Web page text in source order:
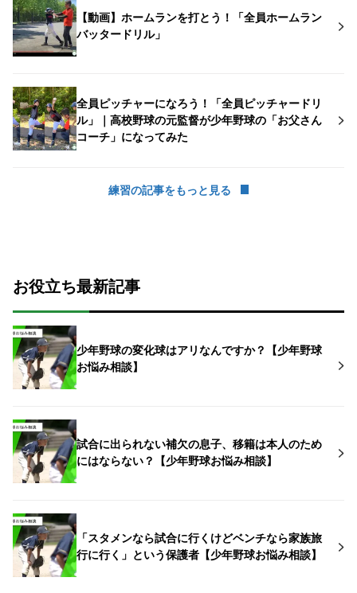
【動画】ホームランを打とう！「全員ホームラン
バッタードリル」
全員ピッチャーになろう！「全員ピッチャードリ
ル」｜高校野球の元監督が少年野球の「お父さん
コーチ」になってみた
練習の記事をもっと見る
お役立ち最新記事
少年野球の変化球はアリなんですか？【少年野球
お悩み相談】
試合に出られない補欠の息子、移籍は本人のため
にはならない？【少年野球お悩み相談】
「スタメンなら試合に行くけどベンチなら家族旅
行に行く」という保護者【少年野球お悩み相談】